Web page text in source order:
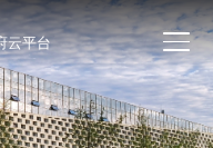
云平台